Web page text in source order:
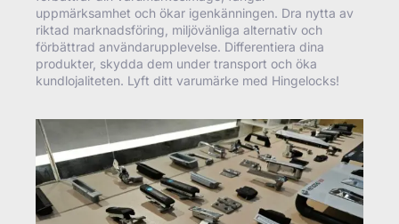
uppmärksamhet och ökar igenkänningen. Dra nytta av
riktad marknadsföring, miljövänliga alternativ och
förbättrad användarupplevelse. Differentiera dina
produkter, skydda dem under transport och öka
kundlojaliteten. Lyft ditt varumärke med Hingelocks!